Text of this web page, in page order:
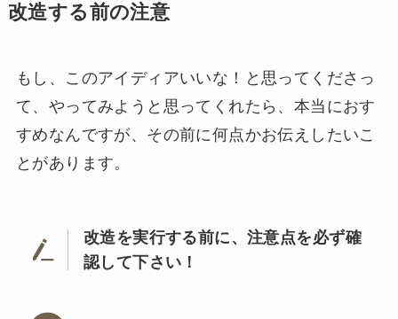
改造する前の注意
もし、このアイディアいいな！と思ってくださっ
て、やってみようと思ってくれたら、本当におす
すめなんですが、その前に何点かお伝えしたいこ
とがあります。
改造を実行する前に、注意点を必ず確
認して下さい！